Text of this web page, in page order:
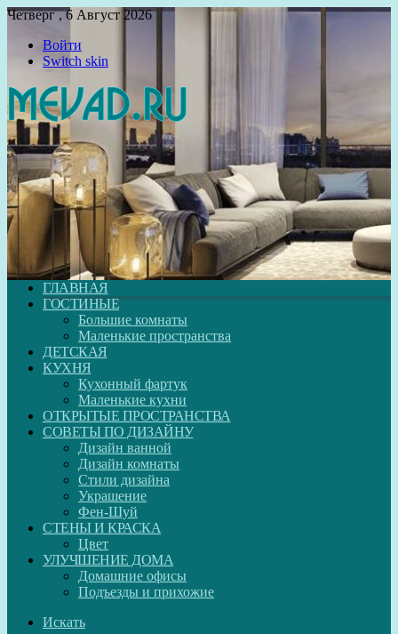
Четверг , 6 Август 2026
Войти
Switch skin
ГЛАВНАЯ
ГОСТИНЫЕ
Большие комнаты
Маленькие пространства
ДЕТСКАЯ
КУХНЯ
Кухонный фартук
Маленькие кухни
ОТКРЫТЫЕ ПРОСТРАНСТВА
СОВЕТЫ ПО ДИЗАЙНУ
Дизайн ванной
Дизайн комнаты
Стили дизайна
Украшение
Фен-Шуй
СТЕНЫ И КРАСКА
Цвет
УЛУЧШЕНИЕ ДОМА
Домашние офисы
Подъезды и прихожие
Искать